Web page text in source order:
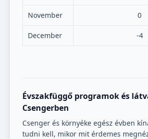
November 0
December -4
Évszakfüggő programok és
Csengerben
Csenger és környéke egész évben
tudni kell, mikor mit érdemes